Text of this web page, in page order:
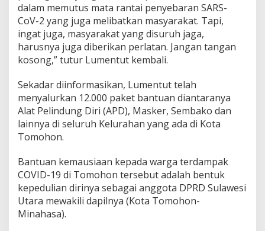
dalam memutus mata rantai penyebaran SARS-
CoV-2 yang juga melibatkan masyarakat. Tapi,
ingat juga, masyarakat yang disuruh jaga,
harusnya juga diberikan perlatan. Jangan tangan
kosong,” tutur Lumentut kembali.
Sekadar diinformasikan, Lumentut telah
menyalurkan 12.000 paket bantuan diantaranya
Alat Pelindung Diri (APD), Masker, Sembako dan
lainnya di seluruh Kelurahan yang ada di Kota
Tomohon.
Bantuan kemausiaan kepada warga terdampak
COVID-19 di Tomohon tersebut adalah bentuk
kepedulian dirinya sebagai anggota DPRD Sulawesi
Utara mewakili dapilnya (Kota Tomohon-
Minahasa).